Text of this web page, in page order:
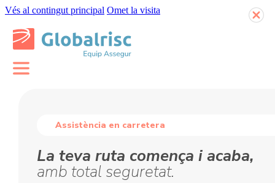
Vés al contingut principal Omet la visita
Assistència en carretera
La teva ruta comença i acaba,
amb total seguretat.